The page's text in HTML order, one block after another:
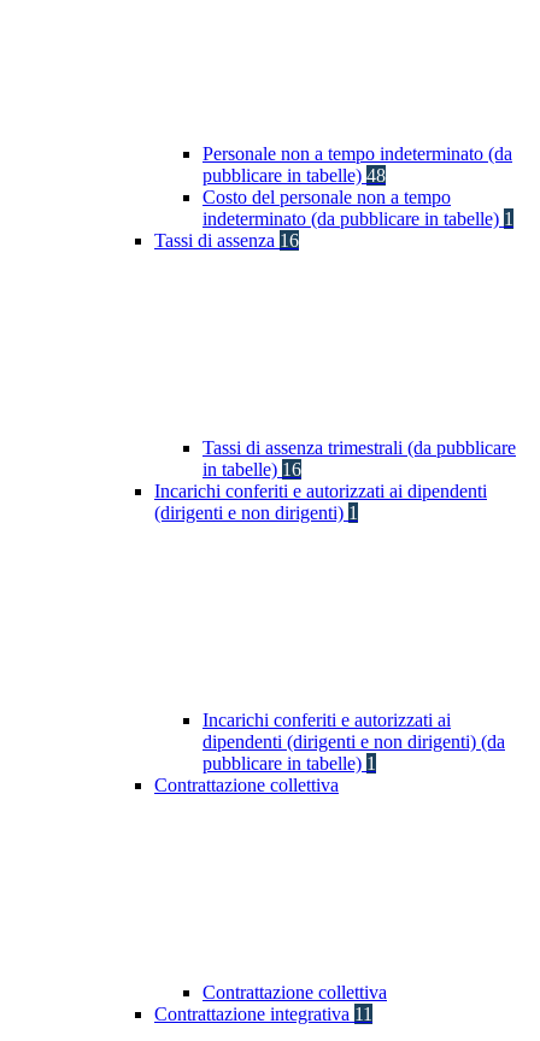
Personale non a tempo indeterminato (da
pubblicare in tabelle) 48
Costo del personale non a tempo
indeterminato (da pubblicare in tabelle) 1
Tassi di assenza 16
Tassi di assenza trimestrali (da pubblicare
in tabelle) 16
Incarichi conferiti e autorizzati ai dipendenti
(dirigenti e non dirigenti) 1
Incarichi conferiti e autorizzati ai
dipendenti (dirigenti e non dirigenti) (da
pubblicare in tabelle) 1
Contrattazione collettiva
Contrattazione collettiva
Contrattazione integrativa 11